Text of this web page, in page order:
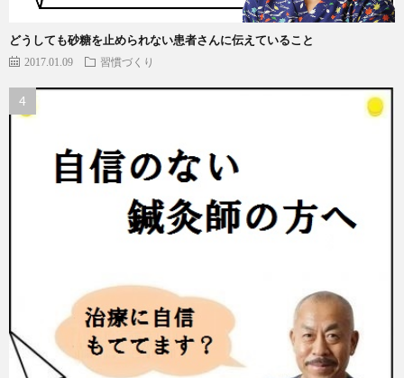
どうしても砂糖を止められない患者さんに伝えていること
2017.01.09 習慣づくり